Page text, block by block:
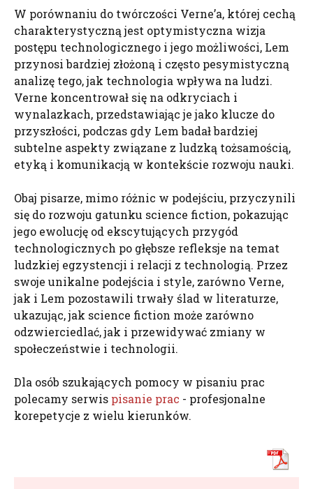
W porównaniu do twórczości Verne’a, której cechą
charakterystyczną jest optymistyczna wizja
postępu technologicznego i jego możliwości, Lem
przynosi bardziej złożoną i często pesymistyczną
analizę tego, jak technologia wpływa na ludzi.
Verne koncentrował się na odkryciach i
wynalazkach, przedstawiając je jako klucze do
przyszłości, podczas gdy Lem badał bardziej
subtelne aspekty związane z ludzką tożsamością,
etyką i komunikacją w kontekście rozwoju nauki.
Obaj pisarze, mimo różnic w podejściu, przyczynili
się do rozwoju gatunku science fiction, pokazując
jego ewolucję od ekscytujących przygód
technologicznych po głębsze refleksje na temat
ludzkiej egzystencji i relacji z technologią. Przez
swoje unikalne podejścia i style, zarówno Verne,
jak i Lem pozostawili trwały ślad w literaturze,
ukazując, jak science fiction może zarówno
odzwierciedlać, jak i przewidywać zmiany w
społeczeństwie i technologii.
Dla osób szukających pomocy w pisaniu prac
polecamy serwis pisanie prac - profesjonalne
korepetycje z wielu kierunków.